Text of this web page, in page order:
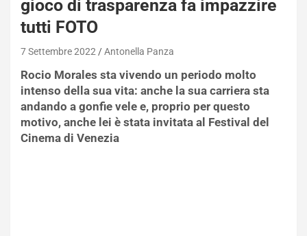
gioco di trasparenza fa impazzire
tutti FOTO
7 Settembre 2022 Antonella Panza
Rocio Morales sta vivendo un periodo molto
intenso della sua vita: anche la sua carriera sta
andando a gonfie vele e, proprio per questo
motivo, anche lei è stata invitata al Festival del
Cinema di Venezia